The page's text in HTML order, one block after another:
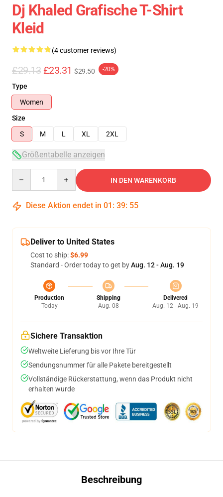
Dj Khaled Grafische T-Shirt
Kleid
(4 customer reviews)
£29.13 £23.31 $29.50 -20%
Type
Women
Size
S
M L XL 2XL
Größentabelle anzeigen
IN DEN WARENKORB
Diese Aktion endet in 01 : 39: 54
Deliver to United States
Cost to ship:$6.99
Standard - Order today to get byAug. 12 - Aug. 19
Production
Today
Shipping
Aug. 08
Delivered
Aug. 12 - Aug. 19
Sichere Transaktion
Weltweite Lieferung bis vor Ihre Tür
Sendungsnummer für alle Pakete bereitgestellt
Vollständige Rückerstattung, wenn das Produkt nicht
erhalten wurde
Beschreibung